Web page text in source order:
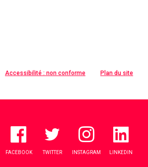
Accessibilité : non conforme Plan du site
FACEBOOK TWITTER INSTAGRAM LINKEDIN